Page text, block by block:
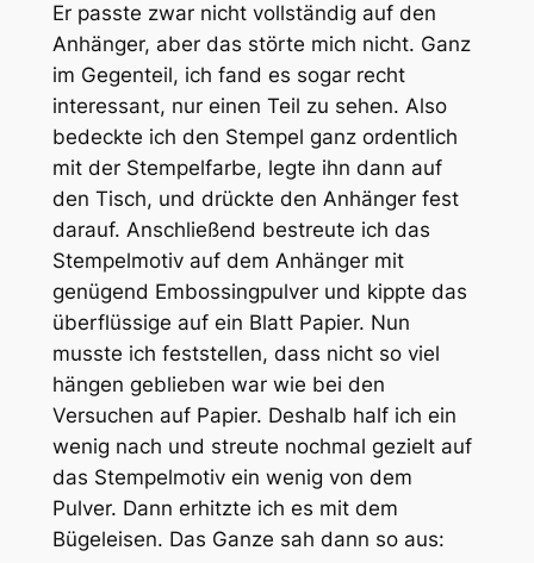
Er passte zwar nicht vollständig auf den
Anhänger, aber das störte mich nicht. Ganz
im Gegenteil, ich fand es sogar recht
interessant, nur einen Teil zu sehen. Also
bedeckte ich den Stempel ganz ordentlich
mit der Stempelfarbe, legte ihn dann auf
den Tisch, und drückte den Anhänger fest
darauf. Anschließend bestreute ich das
Stempelmotiv auf dem Anhänger mit
genügend Embossingpulver und kippte das
überflüssige auf ein Blatt Papier. Nun
musste ich feststellen, dass nicht so viel
hängen geblieben war wie bei den
Versuchen auf Papier. Deshalb half ich ein
wenig nach und streute nochmal gezielt auf
das Stempelmotiv ein wenig von dem
Pulver. Dann erhitzte ich es mit dem
Bügeleisen. Das Ganze sah dann so aus: